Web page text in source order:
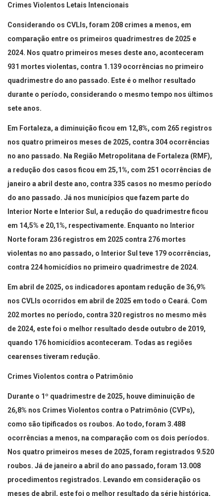
Crimes Violentos Letais Intencionais
Considerando os CVLIs, foram 208 crimes a menos, em
comparação entre os primeiros quadrimestres de 2025 e
2024. Nos quatro primeiros meses deste ano, aconteceram
931 mortes violentas, contra 1.139 ocorrências no primeiro
quadrimestre do ano passado. Este é o melhor resultado
durante o período, considerando o mesmo tempo nos últimos
sete anos.
Em Fortaleza, a diminuição ficou em 12,8%, com 265 registros
nos quatro primeiros meses de 2025, contra 304 ocorrências
no ano passado. Na Região Metropolitana de Fortaleza (RMF),
a redução dos casos ficou em 25,1%, com 251 ocorrências de
janeiro a abril deste ano, contra 335 casos no mesmo período
do ano passado. Já nos municípios que fazem parte do
Interior Norte e Interior Sul, a redução do quadrimestre ficou
em 14,5% e 20,1%, respectivamente. Enquanto no Interior
Norte foram 236 registros em 2025 contra 276 mortes
violentas no ano passado, o Interior Sul teve 179 ocorrências,
contra 224 homicídios no primeiro quadrimestre de 2024.
Em abril de 2025, os indicadores apontam redução de 36,9%
nos CVLIs ocorridos em abril de 2025 em todo o Ceará. Com
202 mortes no período, contra 320 registros no mesmo mês
de 2024, este foi o melhor resultado desde outubro de 2019,
quando 176 homicídios aconteceram. Todas as regiões
cearenses tiveram redução.
Crimes Violentos contra o Patrimônio
Durante o 1º quadrimestre de 2025, houve diminuição de
26,8% nos Crimes Violentos contra o Patrimônio (CVPs),
como são tipificados os roubos. Ao todo, foram 3.488
ocorrências a menos, na comparação com os dois períodos.
Nos quatro primeiros meses de 2025, foram registrados 9.520
roubos. Já de janeiro a abril do ano passado, foram 13.008
procedimentos registrados. Levando em consideração os
meses de abril, este foi o melhor resultado da série histórica,